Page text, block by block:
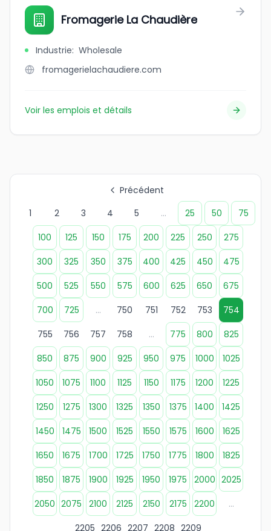
Fromagerie La Chaudière
Industrie: Wholesale
fromagerielachaudiere.com
Voir les emplois et détails
Précédent
1
2 3 4 5 ... 25 50
75
100
125 150 175 200 225 250
275
300
325 350 375 400 425 450
475
500
525 550 575 600 625 650
675
700
725 ... 750 751 752 753
754
755
756 757 758 ... 775 800
825
850
875 900 925 950 975 1000
1025
1050
1075 1100 1125 1150 1175 1200
1225
1250
1275 1300 1325 1350 1375 1400
1425
1450
1475 1500 1525 1550 1575 1600
1625
1650
1675 1700 1725 1750 1775 1800
1825
1850
1875 1900 1925 1950 1975 2000 2025
2050 2075 2100 2125 2150 2175 2200
...
2205 2206 2207 2208 2209